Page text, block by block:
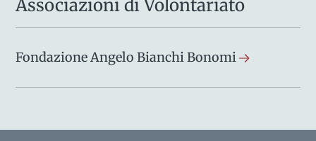
Associazioni di Volontariato
Fondazione Angelo Bianchi Bonomi